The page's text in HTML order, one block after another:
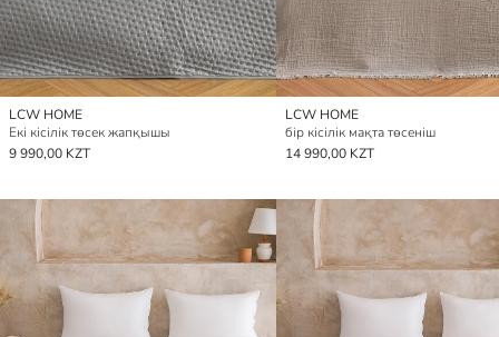
LCW HOME
Екі кісілік төсек жапқышы
9 990,00 KZT
LCW HOME
бір кісілік мақта төсеніш
14 990,00 KZT